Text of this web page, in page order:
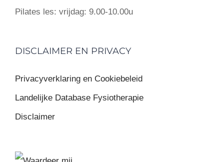
Pilates les: vrijdag: 9.00-10.00u
DISCLAIMER EN PRIVACY
Privacyverklaring en Cookiebeleid
Landelijke Database Fysiotherapie
Disclaimer